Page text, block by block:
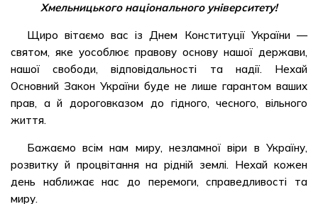
Хмельницького національного університету!
Щиро вітаємо вас із Днем Конституції України —
святом, яке уособлює правову основу нашої держави,
нашої свободи, відповідальності та надії. Нехай
Основний Закон України буде не лише гарантом ваших
прав, а й дороговказом до гідного, чесного, вільного
життя.
Бажаємо всім нам миру, незламної віри в Україну,
розвитку й процвітання на рідній землі. Нехай кожен
день наближає нас до перемоги, справедливості та
миру.